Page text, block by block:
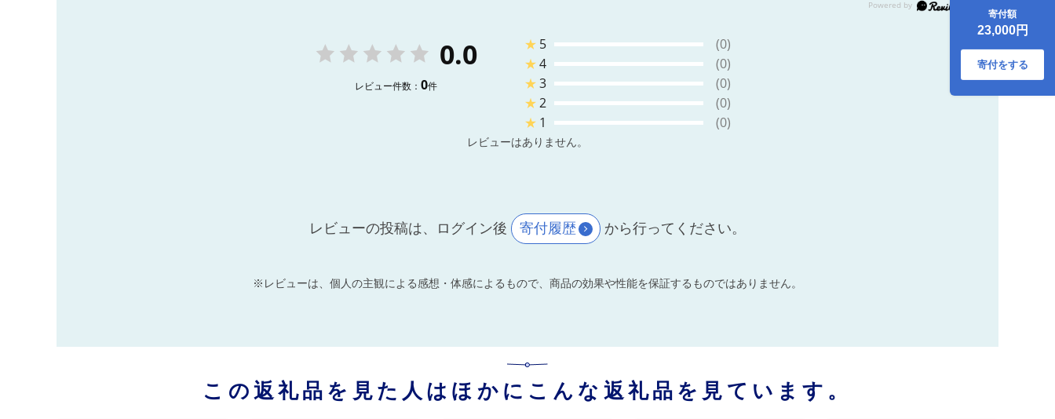
A008-23 国産もち
米 米麴 焼酎 醸造ア
ルコール 味醂 本味
醂 糖類無添加 純国
産米使用 古式本み
りん みりん 三河 無
寄付額
23,000円
寄付をする
0.0
レビュー件数： 0件
★ 5
(0)
★4
(0)
★3
(0)
★2
(0)
★ 1 (0)
レビューはありません。
レビューの投稿は、ログイン後 寄付履歴 から行ってください。
※レビューは、個人の主観による感想・体感によるもので、商品の効果や性能を保証するものではありません。
この返礼品を見た人はほかにこんな返礼品を見ています。